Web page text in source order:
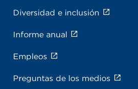
Diversidad e inclusión
Informe anual
Empleos
Preguntas de los medios